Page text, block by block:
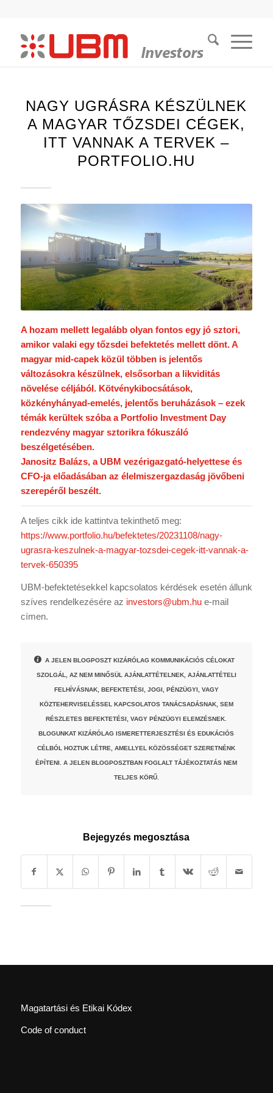
NAGY UGRÁSRA KÉSZÜLNEK
A MAGYAR TŐZSDEI CÉGEK,
ITT VANNAK A TERVEK –
PORTFOLIO.HU
A hozam mellett legalább olyan fontos egy jó sztori,
amikor valaki egy tőzsdei befektetés mellett dönt. A
magyar mid-capek közül többen is jelentős
változásokra készülnek, elsősorban a likviditás
növelése céljából. Kötvénykibocsátások,
közkényhányad-emelés, jelentős beruházások – ezek
témák kerültek szóba a Portfolio Investment Day
rendezvény magyar sztorikra fókuszáló
beszélgetésében.
Janositz Balázs, a UBM vezérigazgató-helyettese és
CFO-ja előadásában az élelmiszergazdaság jövőbeni
szerepéről beszélt.
A teljes cikk ide kattintva tekinthető meg:
https://www.portfolio.hu/befektetes/20231108/nagy-
ugrasra-keszulnek-a-magyar-tozsdei-cegek-itt-vannak-a-
tervek-650395
UBM-befektetésekkel kapcsolatos kérdések esetén állunk
szíves rendelkezésére az investors@ubm.hue-mail
címen.
A JELEN BLOGPOSZT KIZÁRÓLAG KOMMUNIKÁCIÓS CÉLOKAT
SZOLGÁL, AZ NEM MINŐSÜL AJÁNLATTÉTELNEK, AJÁNLATTÉTELI
FELHÍVÁSNAK, BEFEKTETÉSI, JOGI, PÉNZÜGYI, VAGY
KÖZTEHERVISELÉSSEL KAPCSOLATOS TANÁCSADÁSNAK, SEM
RÉSZLETES BEFEKTETÉSI, VAGY PÉNZÜGYI ELEMZÉSNEK.
BLOGUNKAT KIZÁRÓLAG ISMERETTERJESZTÉSI ÉS EDUKÁCIÓS
CÉLBÓL HOZTUK LÉTRE, AMELLYEL KÖZÖSSÉGET SZERETNÉNK
ÉPÍTENI. A JELEN BLOGPOSZTBAN FOGLALT TÁJÉKOZTATÁS NEM
TELJES KÖRŰ.
Bejegyzés megosztása
Magatartási és Etikai Kódex
Code of conduct